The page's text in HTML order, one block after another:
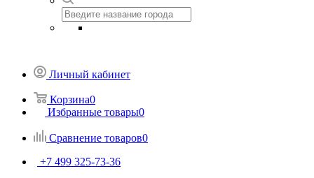
Личный кабинет
Корзина0
Избранные товары0
Сравнение товаров0
+7 499 325-73-36